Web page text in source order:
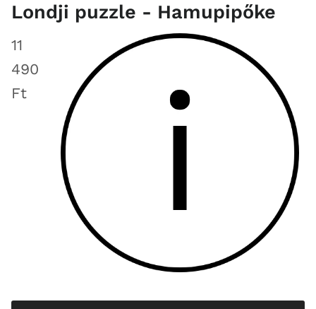
Londji puzzle - Hamupipőke
11
490
Ft